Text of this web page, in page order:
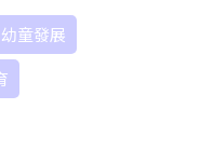
幼童發展